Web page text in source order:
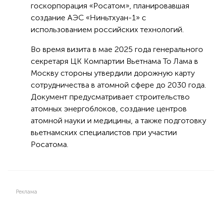
госкорпорация «Росатом», планировавшая
создание АЭС «Ниньтхуан-1» с
использованием российских технологий.
Во время визита в мае 2025 года генерального
секретаря ЦК Компартии Вьетнама То Лама в
Москву стороны утвердили дорожную карту
сотрудничества в атомной сфере до 2030 года.
Документ предусматривает строительство
атомных энергоблоков, создание центров
атомной науки и медицины, а также подготовку
вьетнамских специалистов при участии
Росатома.
Реклама